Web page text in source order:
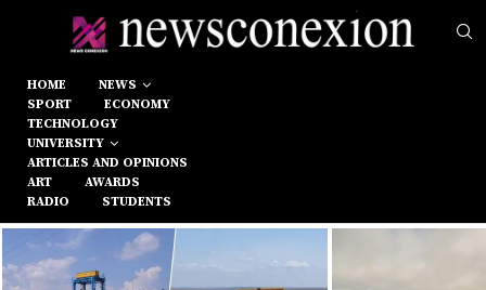
HOME
NEWS
SPORT
ECONOMY
TECHNOLOGY
UNIVERSITY
ARTICLES AND OPINIONS
ART
AWARDS
RADIO
STUDENTS